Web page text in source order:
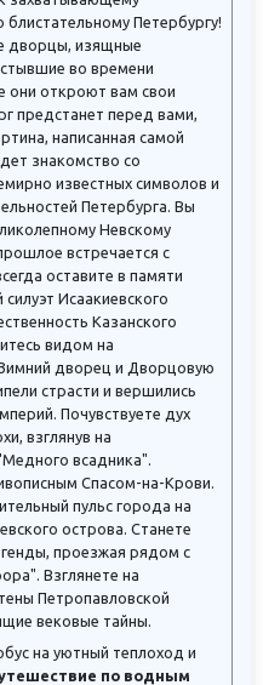
Петербургу!
дворцы, изящные
во времени
они откроют вам свои
предстанет перед вами,
написанная самой
знакомство со
известных символов и
Петербурга. Вы
Невскому
встречается с
оставите в памяти
Исаакиевского
Казанского
видом на
дворец и Дворцовую
страсти и вершились
Почувствуете дух
взглянув на
всадника".
Спасом-на-Крови.
пульс города на
острова. Станете
проезжая рядом с
Взглянете на
Петропавловской
вековые тайны.
на уютный теплоход и
по водным